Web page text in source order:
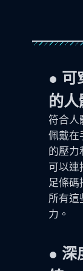
● 可
的
符合人
佩戴在
的壓力
可以連
足條碼
所有這
力。
● 深